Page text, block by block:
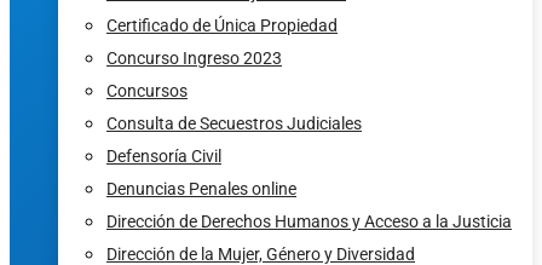
Certificado de Única Propiedad
Concurso Ingreso 2023
Concursos
Consulta de Secuestros Judiciales
Defensoría Civil
Denuncias Penales online
Dirección de Derechos Humanos y Acceso a la Justicia
Dirección de la Mujer, Género y Diversidad